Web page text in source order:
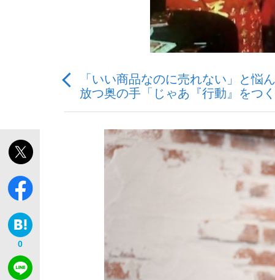
「最悪の空気のまま解散」WBC日本代表“
私のあのとき、私のいま
「いい商品なのに売れない」と
放つ奥の手「じゃあ『行動』をつく
0